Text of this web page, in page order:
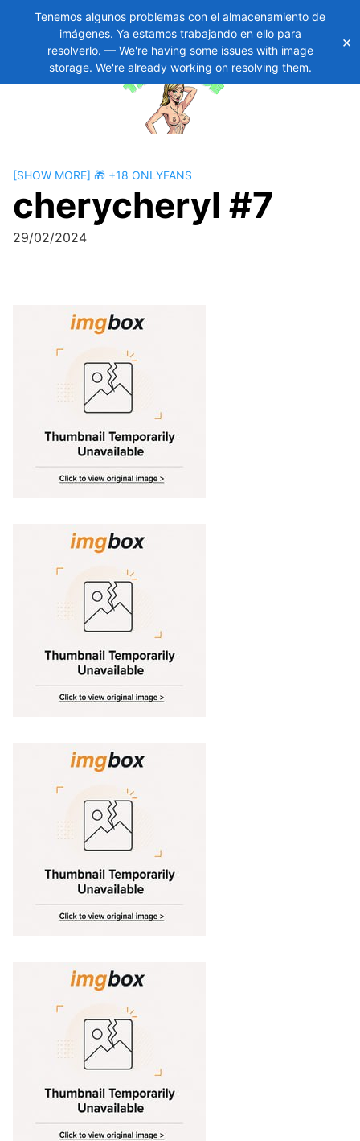
Tenemos algunos problemas con el almacenamiento de
imágenes. Ya estamos trabajando en ello para
resolverlo. — We're having some issues with image
storage. We're already working on resolving them.
×
content
[SHOW MORE] 🎁 +18 ONLYFANS
cherycheryl #7
29/02/2024